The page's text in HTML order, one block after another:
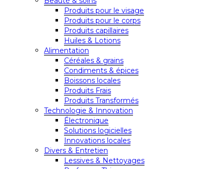
Produits pour le visage
Produits pour le corps
Produits capillaires
Huiles & Lotions
Alimentation
Céréales & grains
Condiments & épices
Boissons locales
Produits Frais
Produits Transformés
Technologie & Innovation
Électronique
Solutions logicielles
Innovations locales
Divers & Entretien
Lessives & Nettoyages